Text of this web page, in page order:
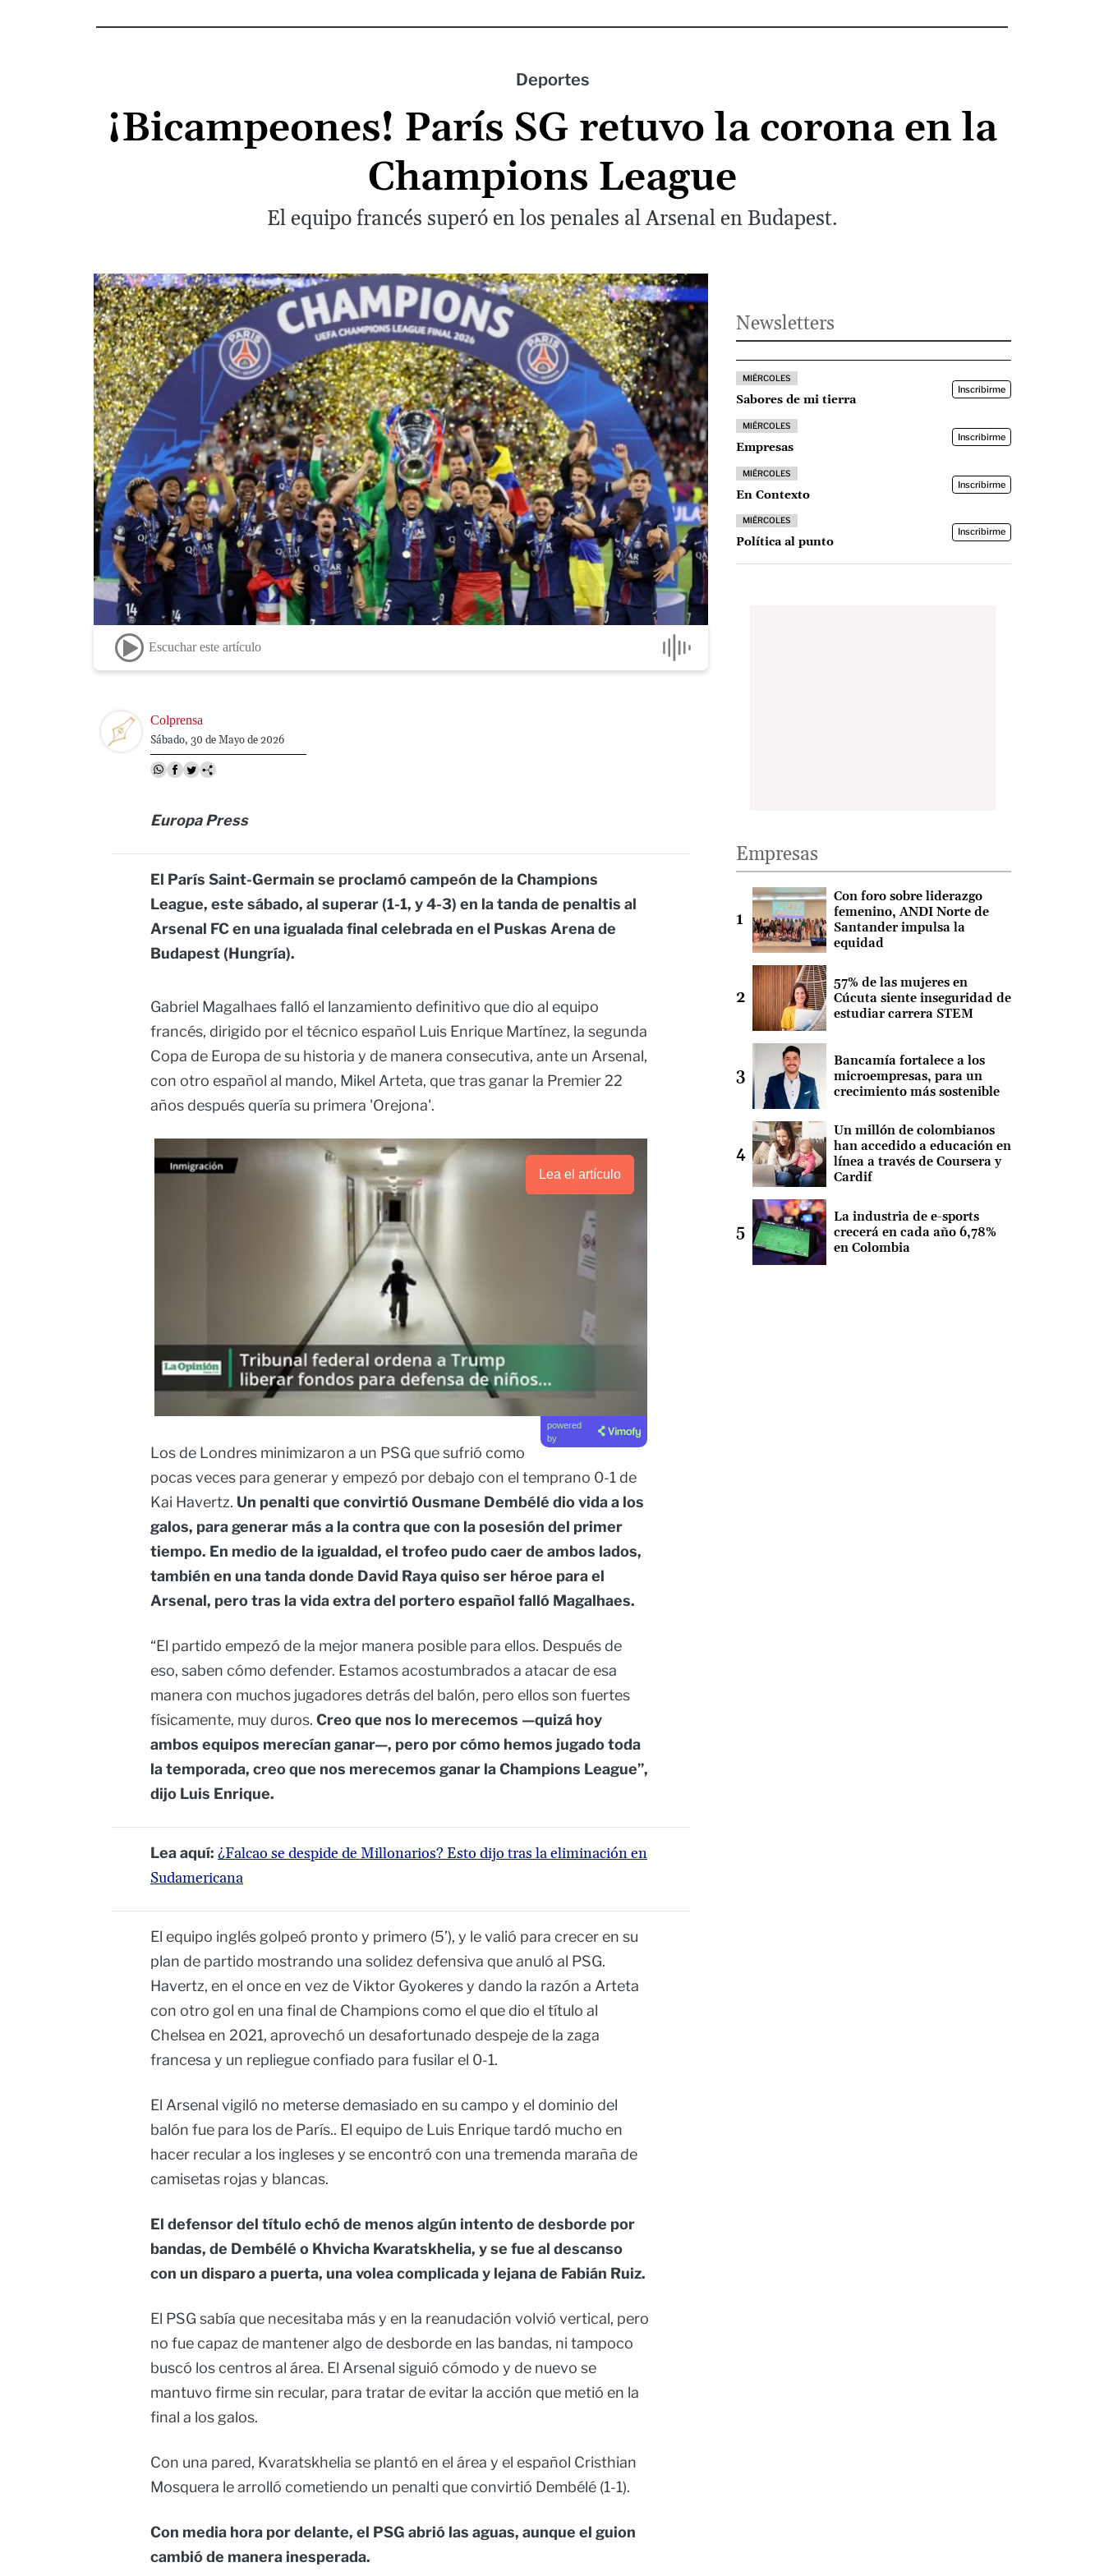
Deportes
¡Bicampeones! París SG retuvo la corona en la
Champions League
El equipo francés superó en los penales al Arsenal en Budapest.
Escuchar este artículo
Image Colprensa
Sábado, 30 de Mayo de 2026
Europa Press
El París Saint-Germain se proclamó campeón de la Champions
League, este sábado, al superar (1-1, y 4-3) en la tanda de penaltis al
Arsenal FC en una igualada final celebrada en el Puskas Arena de
Budapest (Hungría).
Gabriel Magalhaes falló el lanzamiento definitivo que dio al equipo
francés, dirigido por el técnico español Luis Enrique Martínez, la segunda
Copa de Europa de su historia y de manera consecutiva, ante un Arsenal,
con otro español al mando, Mikel Arteta, que tras ganar la Premier 22
años después quería su primera 'Orejona'.
Lea el artículo
powered
by
Los de Londres minimizaron a un PSG que sufrió como
pocas veces para generar y empezó por debajo con el temprano 0-1 de
Kai Havertz. Un penalti que convirtió Ousmane Dembélé dio vida a los
galos, para generar más a la contra que con la posesión del primer
tiempo. En medio de la igualdad, el trofeo pudo caer de ambos lados,
también en una tanda donde David Raya quiso ser héroe para el
Arsenal, pero tras la vida extra del portero español falló Magalhaes.
“El partido empezó de la mejor manera posible para ellos. Después de
eso, saben cómo defender. Estamos acostumbrados a atacar de esa
manera con muchos jugadores detrás del balón, pero ellos son fuertes
físicamente, muy duros. Creo que nos lo merecemos —quizá hoy
ambos equipos merecían ganar—, pero por cómo hemos jugado toda
la temporada, creo que nos merecemos ganar la Champions League”,
dijo Luis Enrique.
Lea aquí: ¿Falcao se despide de Millonarios? Esto dijo tras la eliminación en
Sudamericana
El equipo inglés golpeó pronto y primero (5’), y le valió para crecer en su
plan de partido mostrando una solidez defensiva que anuló al PSG.
Havertz, en el once en vez de Viktor Gyokeres y dando la razón a Arteta
con otro gol en una final de Champions como el que dio el título al
Chelsea en 2021, aprovechó un desafortunado despeje de la zaga
francesa y un repliegue confiado para fusilar el 0-1.
El Arsenal vigiló no meterse demasiado en su campo y el dominio del
balón fue para los de París.. El equipo de Luis Enrique tardó mucho en
hacer recular a los ingleses y se encontró con una tremenda maraña de
camisetas rojas y blancas.
El defensor del título echó de menos algún intento de desborde por
bandas, de Dembélé o Khvicha Kvaratskhelia, y se fue al descanso
con un disparo a puerta, una volea complicada y lejana de Fabián Ruiz.
El PSG sabía que necesitaba más y en la reanudación volvió vertical, pero
no fue capaz de mantener algo de desborde en las bandas, ni tampoco
buscó los centros al área. El Arsenal siguió cómodo y de nuevo se
mantuvo firme sin recular, para tratar de evitar la acción que metió en la
final a los galos.
Con una pared, Kvaratskhelia se plantó en el área y el español Cristhian
Mosquera le arrolló cometiendo un penalti que convirtió Dembélé (1-1).
Con media hora por delante, el PSG abrió las aguas, aunque el guion
cambió de manera inesperada.
Newsletters
MIÉRCOLES
Sabores de mi tierra
Inscribirme
MIÉRCOLES
Empresas
Inscribirme
MIÉRCOLES
En Contexto
Inscribirme
MIÉRCOLES
Política al punto
Inscribirme
Empresas
Con foro sobre liderazgo
femenino, ANDI Norte de
Santander impulsa la
equidad
57% de las mujeres en
Cúcuta siente inseguridad de
estudiar carrera STEM
Bancamía fortalece a los
microempresas, para un
crecimiento más sostenible
Un millón de colombianos
han accedido a educación en
línea a través de Coursera y
Cardif
La industria de e-sports
crecerá en cada año 6,78%
en Colombia